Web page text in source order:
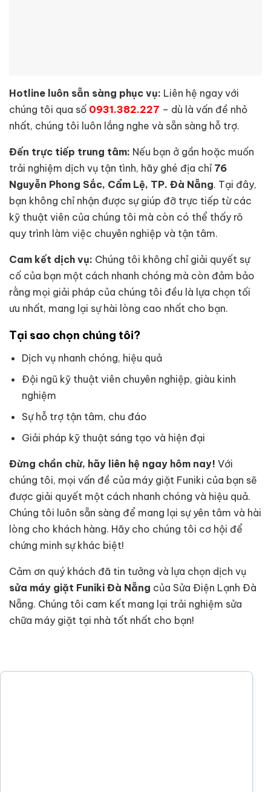
Hotline luôn sẵn sàng phục vụ: Liên hệ ngay với
chúng tôi qua số 0931.382.227 – dù là vấn đề nhỏ
nhất, chúng tôi luôn lắng nghe và sẵn sàng hỗ trợ.
Đến trực tiếp trung tâm: Nếu bạn ở gần hoặc muốn
trải nghiệm dịch vụ tận tình, hãy ghé địa chỉ 76
Nguyễn Phong Sắc, Cẩm Lệ, TP. Đà Nẵng. Tại đây,
bạn không chỉ nhận được sự giúp đỡ trực tiếp từ các
kỹ thuật viên của chúng tôi mà còn có thể thấy rõ
quy trình làm việc chuyên nghiệp và tận tâm.
Cam kết dịch vụ: Chúng tôi không chỉ giải quyết sự
cố của bạn một cách nhanh chóng mà còn đảm bảo
rằng mọi giải pháp của chúng tôi đều là lựa chọn tối
ưu nhất, mang lại sự hài lòng cao nhất cho bạn.
Tại sao chọn chúng tôi?
Dịch vụ nhanh chóng, hiệu quả
Đội ngũ kỹ thuật viên chuyên nghiệp, giàu kinh
nghiệm
Sự hỗ trợ tận tâm, chu đáo
Giải pháp kỹ thuật sáng tạo và hiện đại
Đừng chần chừ, hãy liên hệ ngay hôm nay! Với
chúng tôi, mọi vấn đề của máy giặt Funiki của bạn sẽ
được giải quyết một cách nhanh chóng và hiệu quả.
Chúng tôi luôn sẵn sàng để mang lại sự yên tâm và hài
lòng cho khách hàng. Hãy cho chúng tôi cơ hội để
chứng minh sự khác biệt!
Cảm ơn quý khách đã tin tưởng và lựa chọn dịch vụ
sửa máy giặt Funiki Đà Nẵng của Sửa Điện Lạnh Đà
Nẵng. Chúng tôi cam kết mang lại trải nghiệm sửa
chữa máy giặt tại nhà tốt nhất cho bạn!